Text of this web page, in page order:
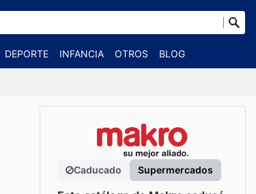
DEPORTE INFANCIA OTROS BLOG
Caducado Supermercados